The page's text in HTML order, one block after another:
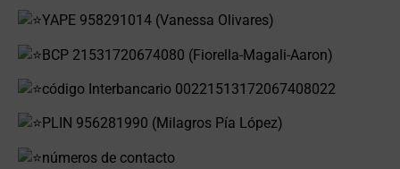
YAPE 958291014 (Vanessa Olivares)
BCP 21531720674080 (Fiorella-Magali-Aaron)
código Interbancario 00221513172067408022
PLIN 956281990 (Milagros Pía López)
números de contacto